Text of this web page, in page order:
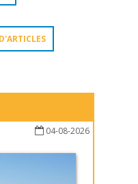
04-08-2026